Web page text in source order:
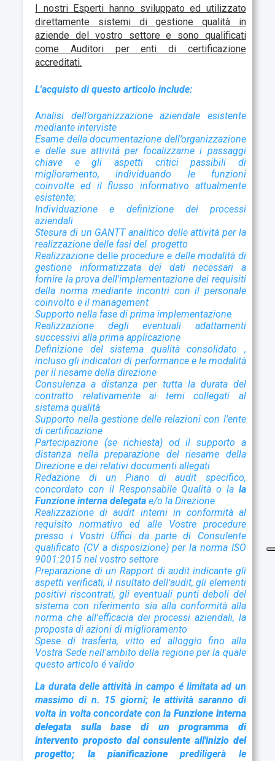
I nostri Esperti hanno sviluppato ed utilizzato
direttamente sistemi di gestione qualità in
aziende del vostro settore e sono qualificati
come Auditori per enti di certificazione
accreditati.
L'acquisto di questo articolo include:
Analisi dell’organizzazione aziendale esistente
mediante interviste
Esame della documentazione dell’organizzazione
e delle sue attività per focalizzarne i passaggi
chiave e gli aspetti critici passibili di
miglioramento, individuando le funzioni
coinvolte ed il flusso informativo attualmente
esistente;
Individuazione e definizione dei processi
aziendali
Stesura di un GANTT analitico delle attività per la
realizzazione delle fasi del progetto
Realizzazione delleprocedure e delle modalità di
gestione informatizzata dei dati necessari a
fornire la prova dell'implementazione dei requisiti
della norma mediante incontri con il personale
coinvolto e il management
Supporto nella fase di prima implementazione
Realizzazione degli eventuali adattamenti
successivi alla prima applicazione
Definizione del sistema qualità consolidato ,
incluso gli indicatori di performance e le modalità
per il riesame della direzione
Consulenza a distanza per tutta la durata del
contratto relativamente ai temi collegati al
sistema qualità
Supporto nella gestione delle relazioni con l'ente
di certificazione
Partecipazione (se richiesta) od il supporto a
distanza nella preparazione del riesame della
Direzione e dei relativi documenti allegati
Redazione di un Piano di audit specifico,
concordato con il Responsabile Qualità o la la
Funzione interna delegatae/o la Direzione
Realizzazione di audit interni in conformità al
requisito normativo ed alle Vostre procedure
presso i Vostri Uffici da parte di Consulente
qualificato (CV a disposizione) per la norma ISO
9001:2015 nel vostro settore
Preparazione di un Rapport di audit indicante gli
aspetti verificati, il risultato dell'audit, gli elementi
positivi riscontrati, gli eventuali punti deboli del
sistema conriferimento sia alla conformità alla
norma che all'efficacia dei processi aziendali, la
proposta di azioni di miglioramento
Spese di trasferta, vitto ed alloggio fino alla
Vostra Sede nell'ambito della regione per la quale
questo articolo é valido
La durata delle attività in campo é limitata ad un
massimo di n. 15 giorni; le attività saranno di
volta in volta concordate con la Funzione interna
delegata
sulla base di un programma di
intervento proposto dal consulente all'inizio del
progetto; la pianificazioneprediligerà le